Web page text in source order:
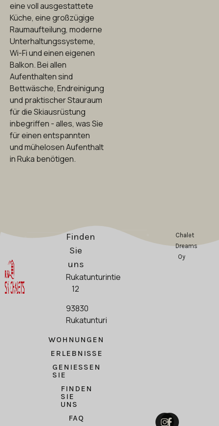
eine voll ausgestattete
Küche, eine großzügige
Raumaufteilung, moderne
Unterhaltungssysteme,
Wi-Fi und einen eigenen
Balkon. Bei allen
Aufenthalten sind
Bettwäsche, Endreinigung
und praktischer Stauraum
für die Skiausrüstung
inbegriffen - alles, was Sie
für einen entspannten
und mühelosen Aufenthalt
in Ruka benötigen.
Finden
Sie
uns
Rukatunturintie
12
93830
Rukatunturi
WOHNUNGEN
ERLEBNISSE
GENIESSEN S
IE
FINDEN
SIE
UNS
FAQ
Chalet
Dreams
Oy